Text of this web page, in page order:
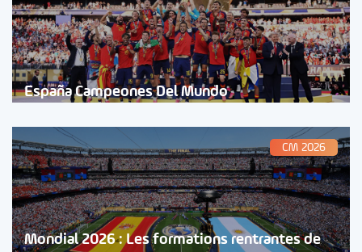
España Campeones Del Mundo
CM 2026
Mondial 2026 : Les formations rentrantes de